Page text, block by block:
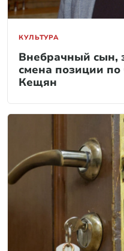
КУЛЬТУРА
Внебрачный сын,
смена позиции
Кещян